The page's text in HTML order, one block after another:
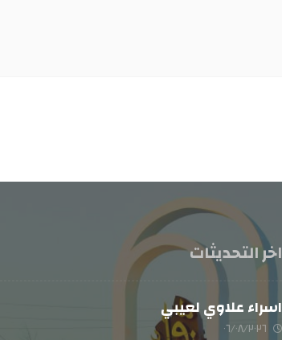
اخر التحديثات
اسراء علاوي لعيبي
٠٦/٠٨/٢٠٢٦